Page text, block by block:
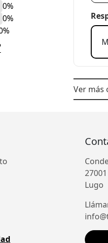
0%
0%
Ver más
Lugo